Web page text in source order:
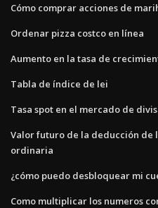
Cómo comprar acciones de
Ordenar pizza costco en línea
Aumento en la tasa de
Tabla de índice de lei
Tasa spot en el mercado de
Valor futuro de la deducción de
ordinaria
¿cómo puedo desbloquear mi
Como multiplicar los numeros